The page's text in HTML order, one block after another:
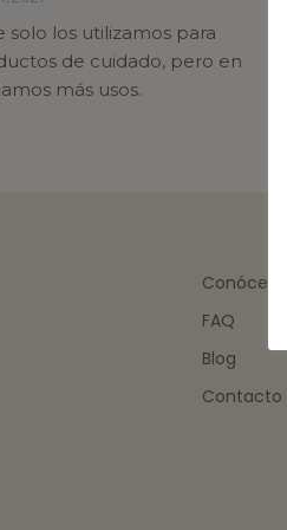
solo los utilizamos para
de cuidado, pero en
más usos.
Conócenos
FAQ
Blog
Contacto